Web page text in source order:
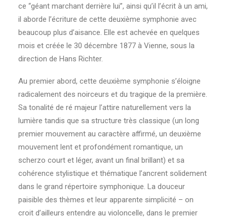
ce “géant marchant derrière lui”, ainsi qu’il l’écrit à un ami,
il aborde l’écriture de cette deuxième symphonie avec
beaucoup plus d’aisance. Elle est achevée en quelques
mois et créée le 30 décembre 1877 à Vienne, sous la
direction de Hans Richter.
Au premier abord, cette deuxième symphonie s’éloigne
radicalement des noirceurs et du tragique de la première.
Sa tonalité de ré majeur l’attire naturellement vers la
lumière tandis que sa structure très classique (un long
premier mouvement au caractère affirmé, un deuxième
mouvement lent et profondément romantique, un
scherzo court et léger, avant un final brillant) et sa
cohérence stylistique et thématique l’ancrent solidement
dans le grand répertoire symphonique. La douceur
paisible des thèmes et leur apparente simplicité – on
croit d’ailleurs entendre au violoncelle, dans le premier